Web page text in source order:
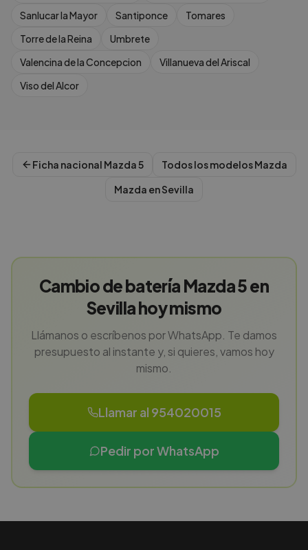
Sanlucar la Mayor
Santiponce
Tomares
Torre de la Reina
Umbrete
Valencina de la Concepcion
Villanueva del Ariscal
Viso del Alcor
Ficha nacional Mazda5 Todos los modelosMazda
Mazda enSevilla
Cambio de batería Mazda 5 en
Sevilla hoy mismo
Llámanos o escríbenos por WhatsApp. Te damos
presupuesto al instante y, si quieres, vamos hoy
mismo.
Llamar al 954020015
Pedir por WhatsApp